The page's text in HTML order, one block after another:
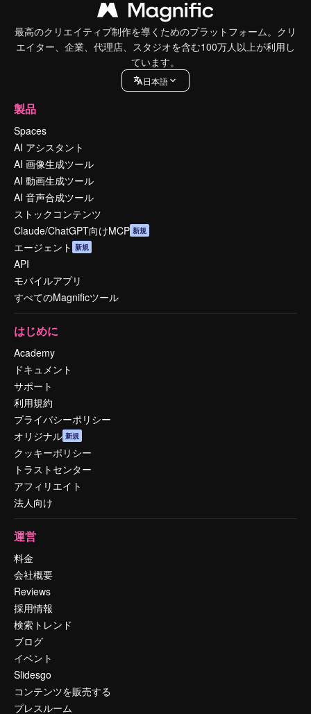
最高のクリエイティブ制作を導くためのプラットフォーム。クリ
エイター、企業、代理店、スタジオを含む100万人以上が利用し
ています。
日本語
製品
Spaces
AI アシスタント
AI 画像生成ツール
AI 動画生成ツール
AI 音声合成ツール
ストックコンテンツ
Claude/ChatGPT向けMCP 新規
エージェント 新規
API
モバイルアプリ
すべてのMagnificツール
はじめに
Academy
ドキュメント
サポート
利用規約
プライバシーポリシー
オリジナル 新規
クッキーポリシー
トラストセンター
アフィリエイト
法人向け
運営
料金
会社概要
Reviews
採用情報
検索トレンド
ブログ
イベント
Slidesgo
コンテンツを販売する
プレスルーム